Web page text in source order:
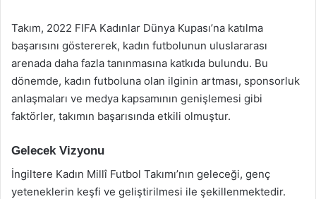
Takım, 2022 FIFA Kadınlar Dünya Kupası’na katılma
başarısını göstererek, kadın futbolunun uluslararası
arenada daha fazla tanınmasına katkıda bulundu. Bu
dönemde, kadın futboluna olan ilginin artması, sponsorluk
anlaşmaları ve medya kapsamının genişlemesi gibi
faktörler, takımın başarısında etkili olmuştur.
Gelecek Vizyonu
İngiltere Kadın Millî Futbol Takımı’nın geleceği, genç
yeteneklerin keşfi ve geliştirilmesi ile şekillenmektedir.